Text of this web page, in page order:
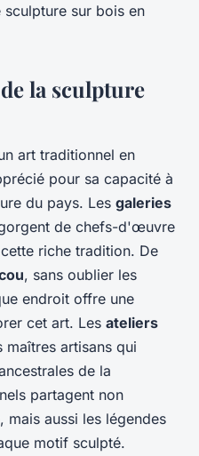
sur bois en
la sculpture
art traditionnel en
pour sa capacité à
du pays. Les galeries
de chefs-d'œuvre
riche tradition. De
, sans oublier les
endroit offre une
cet art. Les ateliers
maîtres artisans qui
de la
partagent non
mais aussi les légendes
motif sculpté.